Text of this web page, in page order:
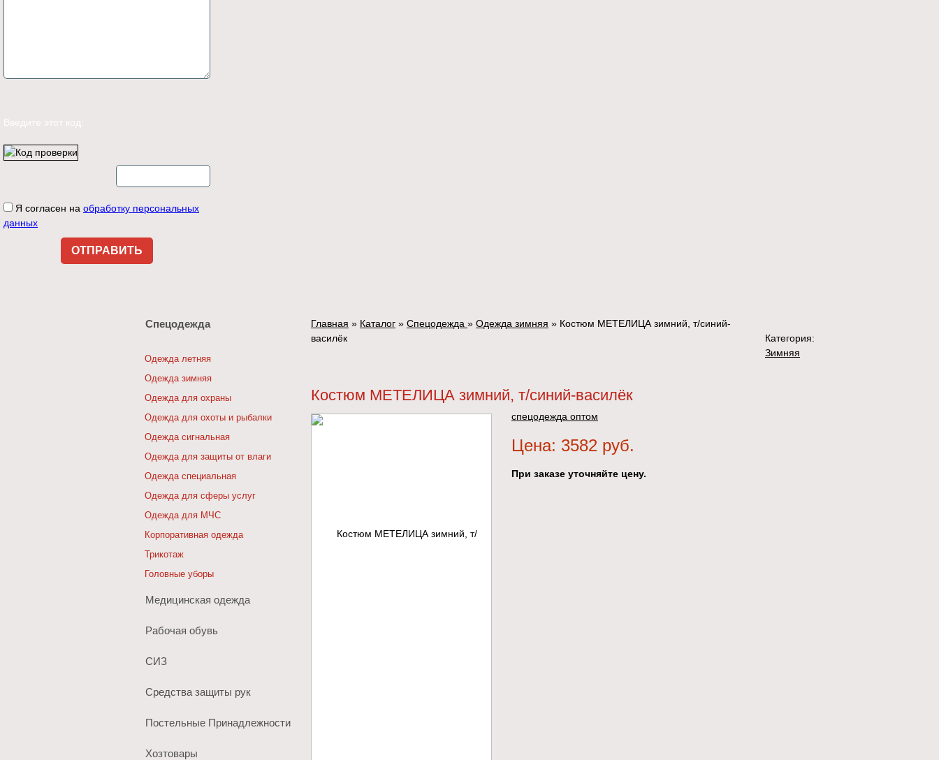
Введите этот код:
Я согласен на обработку персональных
данных
Спецодежда
Одежда летняя
Одежда зимняя
Одежда для охраны
Одежда для охоты и рыбалки
Одежда сигнальная
Одежда для защиты от влаги
Одежда специальная
Одежда для сферы услуг
Одежда для МЧС
Корпоративная одежда
Трикотаж
Головные уборы
Медицинская одежда
Рабочая обувь
СИЗ
Средства защиты рук
Постельные Принадлежности
Хозтовары
Главная » Каталог » Спецодежда » Одежда зимняя » Костюм МЕТЕЛИЦА зимний, т/синий-
василёк
Костюм МЕТЕЛИЦА зимний, т/синий-василёк
Категория:
Зимняя
спецодежда оптом
Цена: 3582 руб.
При заказе уточняйте цену.